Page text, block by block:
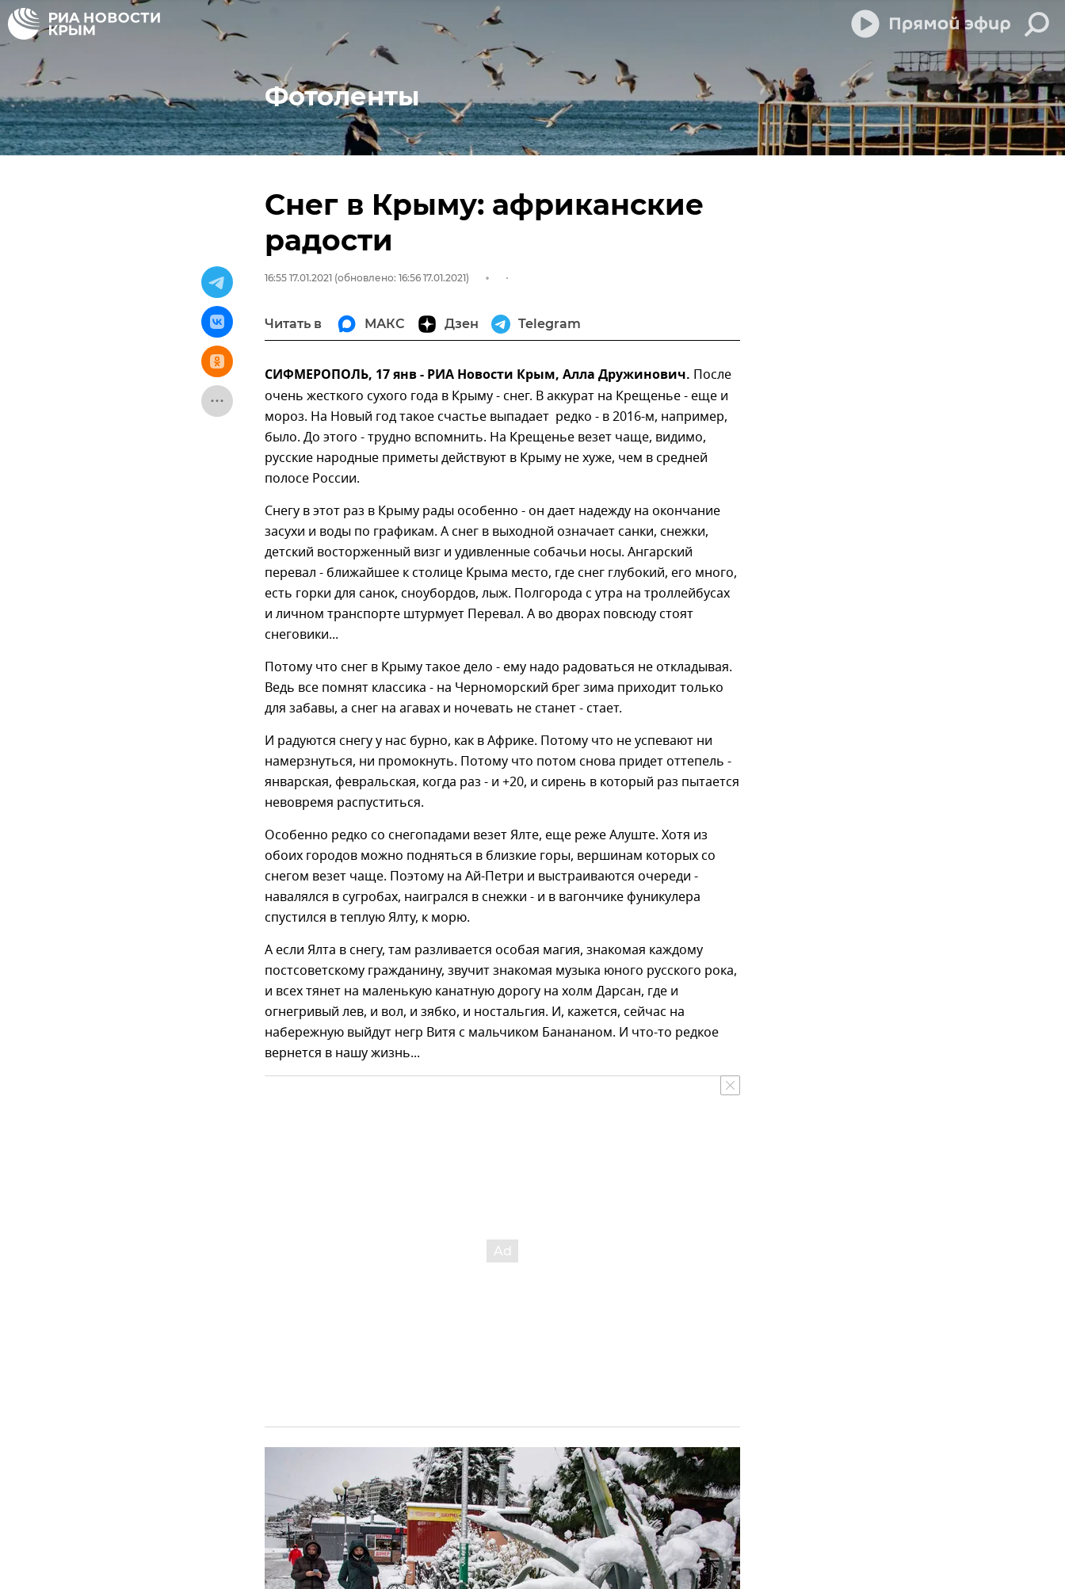
Фотоленты
Снег в Крыму: африканские
радости
16:55 17.01.2021 (обновлено: 16:56 17.01.2021)
Читать в МАКС Дзен Telegram
СИФМЕРОПОЛЬ, 17 янв - РИА Новости Крым, Алла Дружинович. После
очень жесткого сухого года в Крыму - снег. В аккурат на Крещенье - еще и
мороз. На Новый год такое счастье выпадает редко - в 2016-м, например,
было. До этого - трудно вспомнить. На Крещенье везет чаще, видимо,
русские народные приметы действуют в Крыму не хуже, чем в средней
полосе России.
Снегу в этот раз в Крыму рады особенно - он дает надежду на окончание
засухи и воды по графикам. А снег в выходной означает санки, снежки,
детский восторженный визг и удивленные собачьи носы. Ангарский
перевал - ближайшее к столице Крыма место, где снег глубокий, его много,
есть горки для санок, сноубордов, лыж. Полгорода с утра на троллейбусах
и личном транспорте штурмует Перевал. А во дворах повсюду стоят
снеговики...
Потому что снег в Крыму такое дело - ему надо радоваться не откладывая.
Ведь все помнят классика - на Черноморский брег зима приходит только
для забавы, а снег на агавах и ночевать не станет - стает.
И радуются снегу у нас бурно, как в Африке. Потому что не успевают ни
намерзнуться, ни промокнуть. Потому что потом снова придет оттепель -
январская, февральская, когда раз - и +20, и сирень в который раз пытается
невовремя распуститься.
Особенно редко со снегопадами везет Ялте, еще реже Алуште. Хотя из
обоих городов можно подняться в близкие горы, вершинам которых со
снегом везет чаще. Поэтому на Ай-Петри и выстраиваются очереди -
навалялся в сугробах, наигрался в снежки - и в вагончике фуникулера
спустился в теплую Ялту, к морю.
А если Ялта в снегу, там разливается особая магия, знакомая каждому
постсоветскому гражданину, звучит знакомая музыка юного русского рока,
и всех тянет на маленькую канатную дорогу на холм Дарсан, где и
огнегривый лев, и вол, и зябко, и ностальгия. И, кажется, сейчас на
набережную выйдут негр Витя с мальчиком Банананом. И что-то редкое
вернется в нашу жизнь...